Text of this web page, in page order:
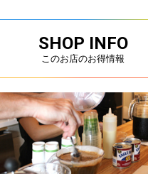
SHOP INFO
このお店のお得情報